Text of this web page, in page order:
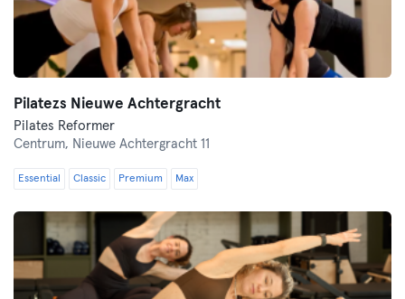
Pilatezs Nieuwe Achtergracht
Pilates Reformer
Centrum, Nieuwe Achtergracht 11
Essential Classic Premium Max